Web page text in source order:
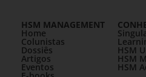
HSM MANAGEMENT
Home
Colunistas
Dossiês
Artigos
Eventos
HSM
HSM
HSM